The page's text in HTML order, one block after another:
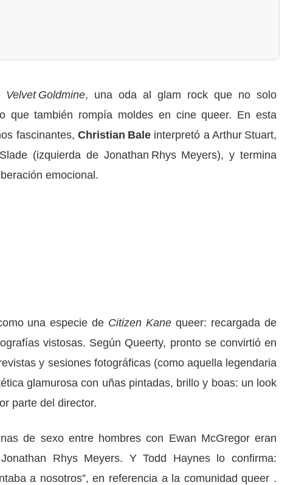
Velvet Goldmine, una oda al glam rock que no solo
que también rompía moldes en cine queer. En esta
fascinantes, Christian Baleinterpretó a Arthur Stuart,
(izquierda de Jonathan Rhys Meyers), y termina
emocional.
una especie de Citizen Kane queer: recargada de
vistosas. Según Queerty, pronto se convirtió en
y sesiones fotográficas (como aquella legendaria
glamurosa con uñas pintadas, brillo y boas: un look
parte del director.
de sexo entre hombres con Ewan McGregor eran
Rhys Meyers. Y Todd Haynes lo confirma:
a nosotros”, en referencia a la comunidad queer .